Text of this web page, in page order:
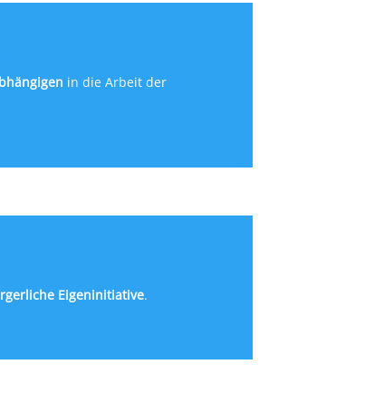
in die Arbeit der
Eigeninitiative.